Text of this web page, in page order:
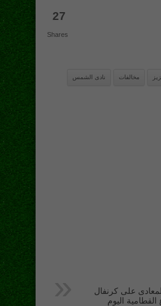
27
Shares
مخالفات نادى الشمس
على كرنفال
اليوم